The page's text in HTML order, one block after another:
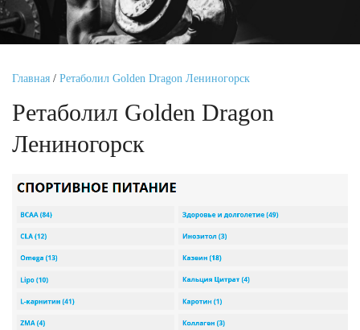
Главная / Ретаболил Golden Dragon Лениногорск
Ретаболил Golden Dragon
Лениногорск